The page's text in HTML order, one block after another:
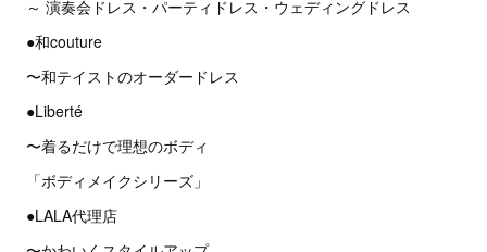
～ 演奏会ドレス・パーティドレス・ウェディングドレス
●和couture
〜和テイストのオーダードレス
●Liberté
〜着るだけで理想のボディ
「ボディメイクシリーズ」
●LALA代理店